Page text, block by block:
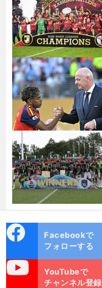
ok
Facebookで
フォローする
YouTubeで
チャンネル登録